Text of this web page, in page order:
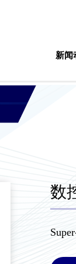
新闻
数